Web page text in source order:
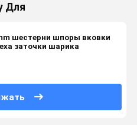
Для
шестерни шпоры вковки
заточки шарика